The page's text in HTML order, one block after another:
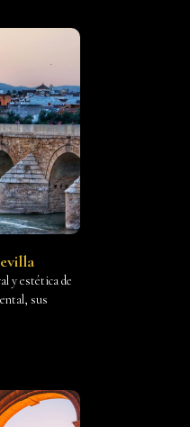
y estética de
sus